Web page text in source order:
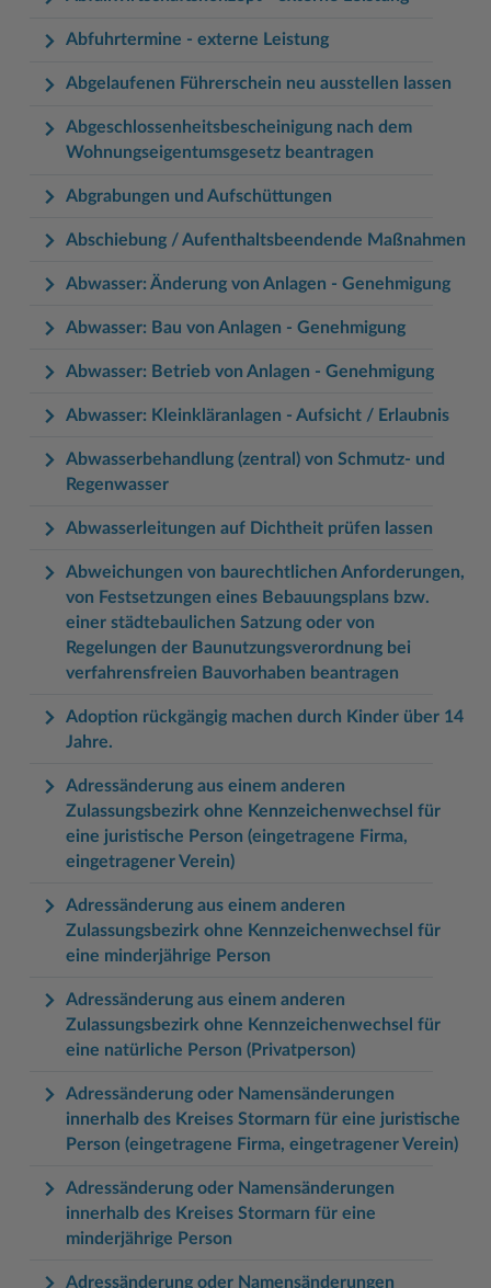
Woche der Seelischen Gesundheit
#MeinStormarn
Karrieretag
Zahlen, Daten, Fakten
Abfuhrtermine - externe Leistung
Abgelaufenen Führerschein neu ausstellen lassen
Abgeschlossenheitsbescheinigung nach dem
Wohnungseigentumsgesetz beantragen
Abgrabungen und Aufschüttungen
Abschiebung / Aufenthaltsbeendende Maßnahmen
Abwasser: Änderung von Anlagen - Genehmigung
Abwasser: Bau von Anlagen - Genehmigung
Abwasser: Betrieb von Anlagen - Genehmigung
Abwasser: Kleinkläranlagen - Aufsicht / Erlaubnis
Abwasserbehandlung (zentral) von Schmutz- und
Regenwasser
Abwasserleitungen auf Dichtheit prüfen lassen
Abweichungen von baurechtlichen Anforderungen,
von Festsetzungen eines Bebauungsplans bzw.
einer städtebaulichen Satzung oder von
Regelungen der Baunutzungsverordnung bei
verfahrensfreien Bauvorhaben beantragen
Adoption rückgängig machen durch Kinder über 14
Jahre.
Adressänderung aus einem anderen
Zulassungsbezirk ohne Kennzeichenwechsel für
eine juristische Person (eingetragene Firma,
eingetragener Verein)
Adressänderung aus einem anderen
Zulassungsbezirk ohne Kennzeichenwechsel für
eine minderjährige Person
Adressänderung aus einem anderen
Zulassungsbezirk ohne Kennzeichenwechsel für
eine natürliche Person (Privatperson)
Adressänderung oder Namensänderungen
innerhalb des Kreises Stormarn für eine juristische
Person (eingetragene Firma, eingetragener Verein)
Adressänderung oder Namensänderungen
innerhalb des Kreises Stormarn für eine
minderjährige Person
Adressänderung oder Namensänderungen